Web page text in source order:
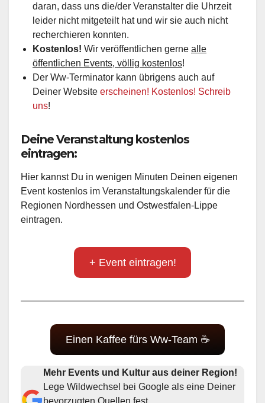
daran, dass uns die/der Veranstalter die Uhrzeit
leider nicht mitgeteilt hat und wir sie auch nicht
recherchieren konnten.
Kostenlos! Wir veröffentlichen gerne alle
öffentlichen Events, völlig kostenlos!
Der Ww-Terminator kann übrigens auch auf
Deiner Website erscheinen! Kostenlos! Schreib
uns!
Deine Veranstaltung kostenlos
eintragen:
Hier kannst Du in wenigen Minuten Deinen eigenen
Event kostenlos im Veranstaltungskalender für die
Regionen Nordhessen und Ostwestfalen-Lippe
eintragen.
+ Event eintragen!
Einen Kaffee fürs Ww-Team ☕
Mehr Events und Kultur aus deiner Region!
Lege Wildwechsel bei Google als eine Deiner
bevorzugten Quellen fest.